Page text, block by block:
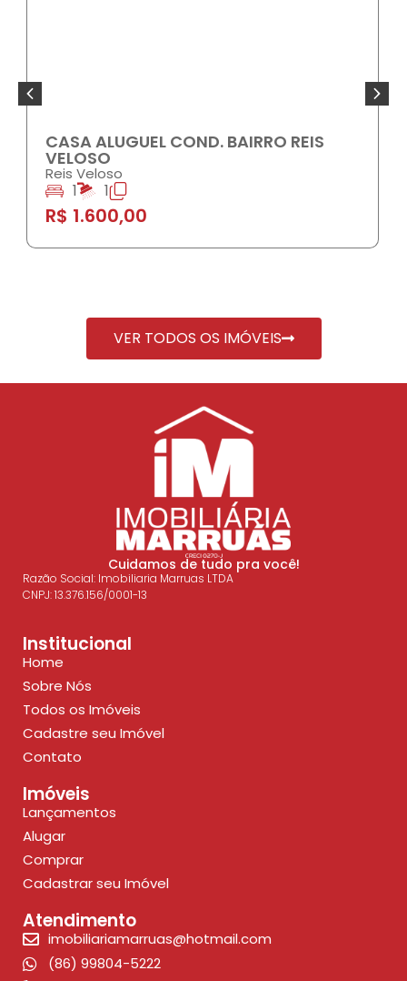
CASA ALUGUEL COND. BAIRRO REIS
VELOSO
Reis Veloso
1 1
R$ 1.600,00
VER TODOS OS IMÓVEIS
Cuidamos de tudo pra você!
Razão Social: Imobiliaria Marruas LTDA
CNPJ: 13.376.156/0001-13
Institucional
Home
Sobre Nós
Todos os Imóveis
Cadastre seu Imóvel
Contato
Imóveis
Lançamentos
Alugar
Comprar
Cadastrar seu Imóvel
Atendimento
imobiliariamarruas@hotmail.com
(86) 99804-5222